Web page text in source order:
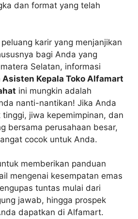
dan format yang telah
karir yang menjanjikan
bagi Anda yang
Selatan, informasi
Asisten Kepala Toko Alfamart
ini mungkin adalah
nanti-nantikan! Jika Anda
tinggi, jiwa kepemimpinan, dan
bersama perusahaan besar,
cocok untuk Anda.
memberikan panduan
mengenai kesempatan emas
tuntas mulai dari
jawab, hingga prospek
dapatkan di Alfamart.